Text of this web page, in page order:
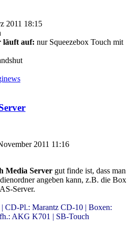
2011 18:15
läuft auf: nur Squeezebox Touch mit
2011 11:16
Media Server gut finde ist, dass man
angeben kann, z.B. die Box
Server.
CD-Pl.: Marantz CD-10 | Boxen:
AKG K701 | SB-Touch